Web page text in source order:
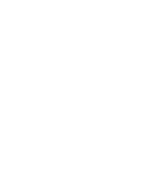
徒歩7分